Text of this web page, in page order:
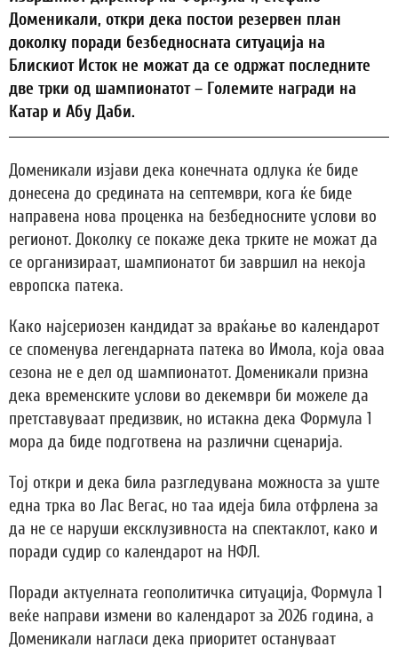
Доменикали, откри дека постои резервен план
доколку поради безбедносната ситуација на
Блискиот Исток не можат да се одржат последните
две трки од шампионатот – Големите награди на
Катар и Абу Даби.
Доменикали изјави дека конечната одлука ќе биде
донесена до средината на септември, кога ќе биде
направена нова проценка на безбедносните услови во
регионот. Доколку се покаже дека трките не можат да
се организираат, шампионатот би завршил на некоја
европска патека.
Како најсериозен кандидат за враќање во календарот
се споменува легендарната патека во Имола, која оваа
сезона не е дел од шампионатот. Доменикали призна
дека временските услови во декември би можеле да
претставуваат предизвик, но истакна дека Формула 1
мора да биде подготвена на различни сценарија.
Тој откри и дека била разгледувана можноста за уште
една трка во Лас Вегас, но таа идеја била отфрлена за
да не се наруши ексклузивноста на спектаклот, како и
поради судир со календарот на НФЛ.
Поради актуелната геополитичка ситуација, Формула 1
веќе направи измени во календарот за 2026 година, а
Доменикали нагласи дека приоритет остануваат